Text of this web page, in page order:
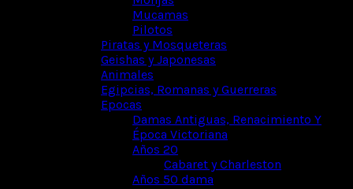
Mucamas
Pilotos
Piratas y Mosqueteras
Geishas y Japonesas
Animales
Egipcias, Romanas y Guerreras
Epocas
Damas Antiguas, Renacimiento Y
Época Victoriana
Años 20
Cabaret y Charleston
Años 50 dama